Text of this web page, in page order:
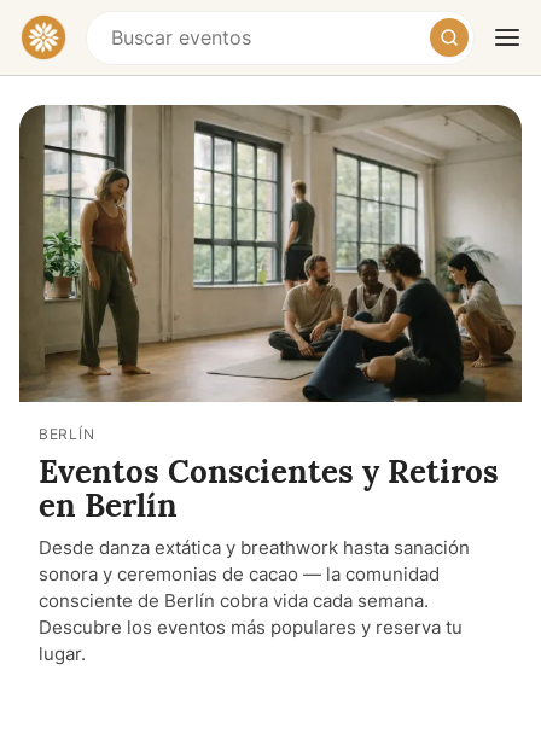
Hoy Mañana Fin de semana
BERLÍN
Eventos Conscientes y Retiros
en Berlín
Desde danza extática y breathwork hasta sanación
sonora y ceremonias de cacao — la comunidad
consciente de Berlín cobra vida cada semana.
Descubre los eventos más populares y reserva tu
lugar.